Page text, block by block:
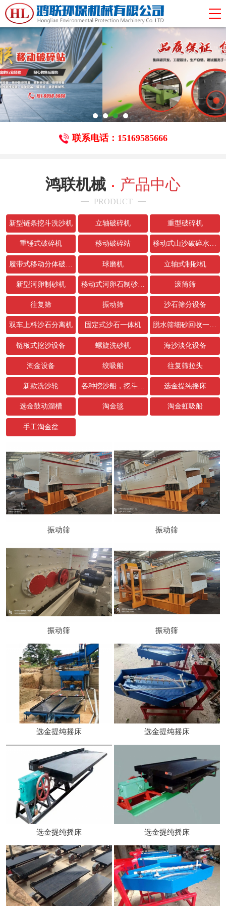
联系电话：15169585666
鸿联机械 产品中心
PRODUCT
新型链条挖斗洗沙机 立轴破碎机 重型破碎机
重锤式破碎机 移动破碎站 移动式山沙破碎水洗设备
球磨机 立轴式制砂机
新型河卵制砂机 移动式河卵石制砂生产线 滚筒筛
往复筛 振动筛 沙石筛分设备
双车上料沙石分离机 固定式沙石一体机 脱水筛细砂回收一体机
链板式挖沙设备 螺旋洗砂机 海沙淡化设备
淘金设备 绞吸船 往复筛拉头
新款洗沙轮 各种挖沙船，挖斗，链条配件 选金提纯摇床
选金鼓动溜槽 淘金毯 淘金虹吸船
手工淘金盆
振动筛 振动筛
振动筛 振动筛
选金提纯摇床 选金提纯摇床
选金提纯摇床 选金提纯摇床